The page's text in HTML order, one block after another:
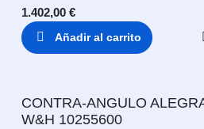
1.402,00 €
Añadir al carrito
CONTRA-ANGULO
W&H 10255600